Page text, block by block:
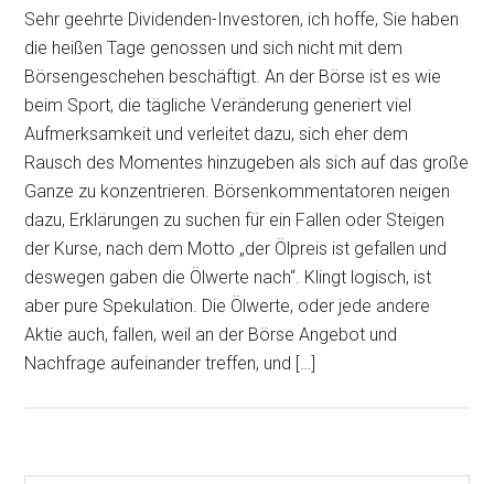
Sehr geehrte Dividenden-Investoren, ich hoffe, Sie haben
die heißen Tage genossen und sich nicht mit dem
Börsengeschehen beschäftigt. An der Börse ist es wie
beim Sport, die tägliche Veränderung generiert viel
Aufmerksamkeit und verleitet dazu, sich eher dem
Rausch des Momentes hinzugeben als sich auf das große
Ganze zu konzentrieren. Börsenkommentatoren neigen
dazu, Erklärungen zu suchen für ein Fallen oder Steigen
der Kurse, nach dem Motto „der Ölpreis ist gefallen und
deswegen gaben die Ölwerte nach“. Klingt logisch, ist
aber pure Spekulation. Die Ölwerte, oder jede andere
Aktie auch, fallen, weil an der Börse Angebot und
Nachfrage aufeinander treffen, und […]